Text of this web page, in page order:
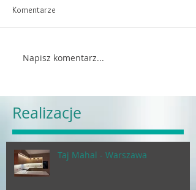
Realizacje
Komentarze
Napisz komentarz...
Taj Mahal - Warszawa